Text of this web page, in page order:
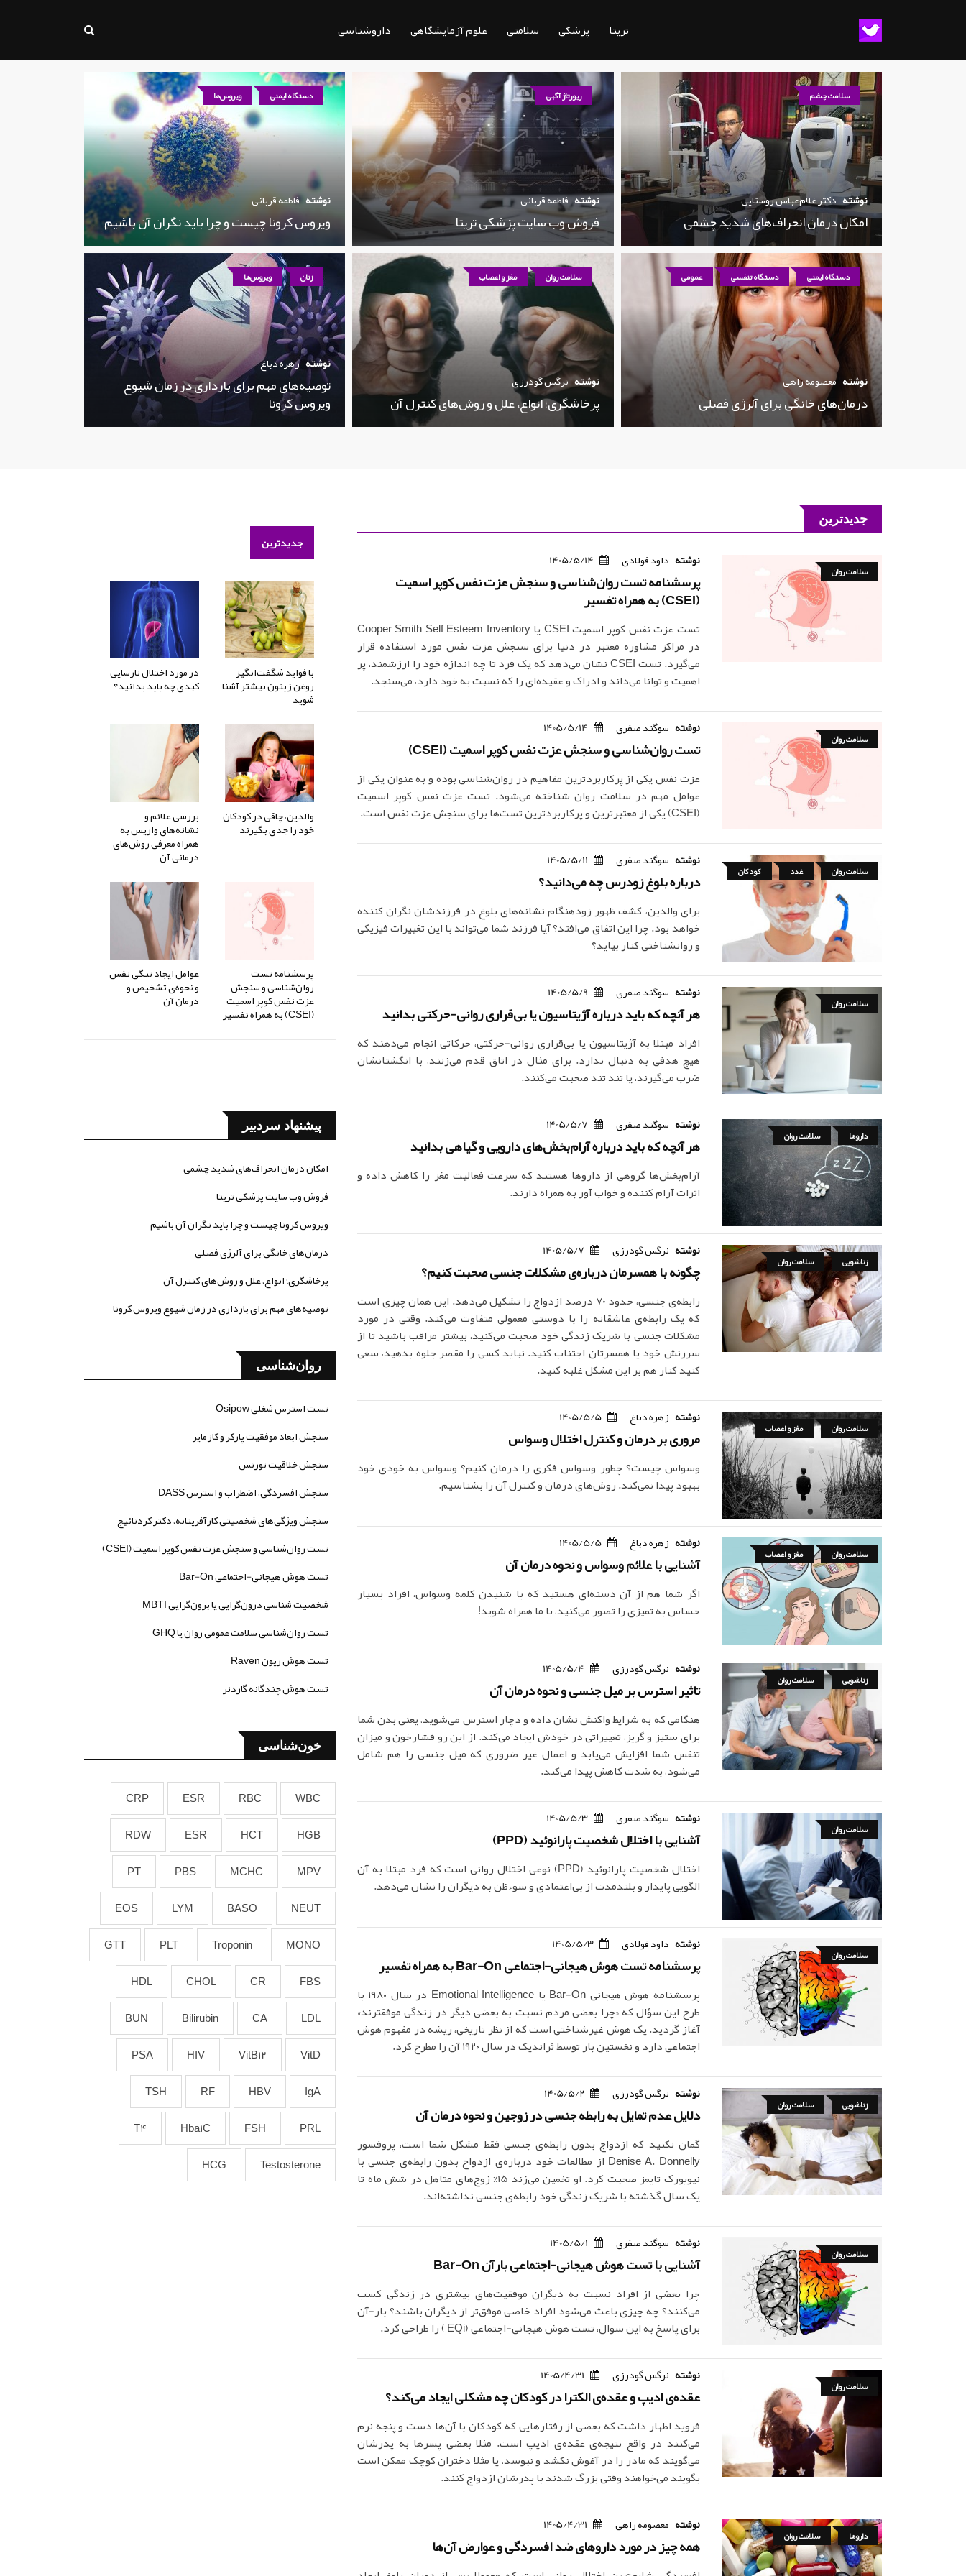
تریتا پزشکی سلامتی علوم آزمایشگاهی داروشناسی
سلامت چشم
نوشته دکتر غلام‌عباس روستایی
امکان درمان انحراف‌های شدید چشمی
رپورتاژ آگهی
نوشته فاطمه قربانی
فروش وب سایت پزشکی تریتا
دستگاه ایمنی ویروس‌ها
نوشته فاطمه قربانی
ویروس کرونا چیست و چرا باید نگران آن باشیم
دستگاه ایمنی دستگاه تنفسی عمومی
نوشته معصومه راهی
درمان‌های خانگی برای آلرژی فصلی
سلامت روان مغز و اعصاب
نوشته نرگس گودرزی
پرخاشگری؛ انواع، علل و روش‌های کنترل آن
زنان ویروس‌ها
نوشته زهره دباغ
توصیه‌های مهم برای بارداری در زمان شیوع
ویروس کرونا
جدیدترین
سلامت روان
نوشته داود فولادی 1405/5/14
پرسشنامه تست روان‌شناسی و سنجش عزت نفس کوپر اسمیت
(CSEI) به همراه تفسیر
تست عزت نفس کوپر اسمیت CSEI یا Cooper Smith Self Esteem Inventory
در مراکز مشاوره معتبر در دنیا برای سنجش عزت نفس مورد استفاده قرار
می‌گیرد. تست CSEI نشان می‌دهد که یک فرد تا چه اندازه خود را ارزشمند، پر
اهمیت و توانا می‌داند و ادراک و عقیده‌ای را که نسبت به خود دارد، می‌سنجد.
سلامت روان
نوشته سوگند صفری 1405/5/14
تست روان‌شناسی و سنجش عزت نفس کوپر اسمیت (CSEI)
عزت نفس یکی از پرکاربردترین مفاهیم در روان‌شناسی بوده و به عنوان یکی از
عوامل مهم در سلامت‌ روان شناخته می‌شود. تست عزت نفس کوپر اسمیت
(CSEI) یکی از معتبرترین و پرکاربردترین تست‌ها برای سنجش عزت نفس است.
سلامت روان غدد کودکان
نوشته سوگند صفری 1405/5/11
درباره بلوغ زودرس چه می‌دانید؟
برای والدین، کشف ظهور زودهنگام نشانه‌های بلوغ در فرزندشان نگران کننده
خواهد بود. چرا این اتفاق می‌افتد؟ آیا فرزند شما می‌تواند با این تغییرات فیزیکی
و روانشناختی کنار بیاید؟
سلامت روان
نوشته سوگند صفری 1405/5/9
هر آنچه که باید درباره آژیتاسیون یا بی‌قراری روانی-حرکتی بدانید
افراد مبتلا به آژیتاسیون یا بی‌قراری روانی-حرکتی، حرکاتی انجام می‌دهند که
هیچ هدفی به دنبال ندارد. برای مثال در اتاق قدم می‌زنند، با انگشتانشان
ضرب می‌گیرند، یا تند تند صحبت می‌کنند.
داروها سلامت روان
نوشته سوگند صفری 1405/5/7
هر آنچه که باید درباره آرام‌بخش‌های دارویی و گیاهی بدانید
آرام‌بخش‌ها گروهی از داروها هستند که سرعت فعالیت مغز را کاهش داده و
اثرات آرام کننده و خواب آور به همراه دارند.
زناشویی سلامت روان
نوشته نرگس گودرزی 1405/5/7
چگونه با همسرمان درباره‌ی مشکلات جنسی صحبت کنیم؟
رابطه‌ی جنسی، حدود 70 درصد ازدواج را تشکیل می‌دهد. این همان چیزی است
که یک رابطه‌ی عاشقانه را با دوستی معمولی متفاوت می‌کند. وقتی در مورد
مشکلات جنسی با شریک زندگی خود صحبت می‌کنید، بیشتر مراقب باشید تا از
سرزنش خود یا همسرتان اجتناب کنید. نباید کسی را مقصر جلوه بدهید، سعی
کنید کنار هم بر این مشکل غلبه کنید.
سلامت روان مغز و اعصاب
نوشته زهره دباغ 1405/5/5
مروری بر درمان و کنترل اختلال وسواس
وسواس چیست؟ چطور وسواس فکری را درمان کنیم؟ وسواس به خودی خود
بهبود پیدا نمی‌کند. روش‌های درمان و کنترل آن را بشناسیم.
سلامت روان مغز و اعصاب
نوشته زهره دباغ 1405/5/5
آشنایی با علائم وسواس و نحوه درمان آن
اگر شما هم از آن دسته‌ای هستید که با شنیدن کلمه وسواس، افراد بسیار
حساس به تمیزی را تصور می‌کنید، با ما همراه شوید!
زناشویی سلامت روان
نوشته نرگس گودرزی 1405/5/4
تاثیر استرس بر میل جنسی و نحوه درمان آن
هنگامی که به شرایط واکنش نشان داده و دچار استرس می‌شوید، یعنی بدن شما
برای ستیز و گریز، تغییراتی در خودش ایجاد می‌کند. از این رو فشارخون و میزان
تنفس شما افزایش می‌یابد و اعمال غیر ضروری که میل جنسی را هم شامل
می‌شود، به شدت کاهش پیدا می‌کند.
سلامت روان
نوشته سوگند صفری 1405/5/3
آشنایی با اختلال شخصیت پارانوئید (PPD)
اختلال شخصیت پارانوئید (PPD) نوعی اختلال روانی است که فرد مبتلا به آن
الگویی پایدار و بلندمدت از بی‌اعتمادی و سوءظن به دیگران را نشان می‌دهد.
سلامت روان
نوشته داود فولادی 1405/5/3
پرسشنامه تست هوش هیجانی-اجتماعی Bar-On به همراه تفسیر
پرسشنامه هوش هیجانی Bar-On یا Emotional Intelligence در سال ۱۹۸۰ با
طرح این سؤال که «چرا بعضی مردم نسبت به بعضی دیگر در زندگی موفق‎ترند»
آغاز گردید. یک هوش غیرشناختی است که از نظر تاریخی، ریشه در مفهوم هوش
اجتماعی دارد و نخستین بار توسط ثراندیک در سال ۱۹۲۰ آن را مطرح کرد.
زناشویی سلامت روان
نوشته نرگس گودرزی 1405/5/2
دلایل عدم تمایل به رابطه جنسی در زوجین و نحوه درمان آن
گمان نکنید که ازدواج بدون رابطه‌ی جنسی فقط مشکل شما است، پروفسور
Denise A. Donnelly از مطالعات خود درباره‌ی ازدواج بدون رابطه‌ی جنسی با
نیویورک تایمز صحبت کرد. او تخمین می‌زند 15% زوج‌های متاهل در شش ماه تا
یک سال گذشته با شریک زندگی خود رابطه‌ی جنسی نداشته‌اند.
سلامت روان
نوشته سوگند صفری 1405/5/1
آشنایی با تست هوش هیجانی-اجتماعی بارآن Bar-On
چرا بعضی از افراد نسبت به دیگران موفقیت‌های بیشتری در زندگی کسب
می‌کنند؟ چه چیزی باعث می‌شود افراد خاصی موفق‌تر از دیگران باشند؟ بار-آن
برای پاسخ به این سوال، تست هوش هیجانی-اجتماعی (EQi ) را طراحی کرد.
سلامت روان
نوشته نرگس گودرزی 1405/4/31
عقده‌ی ادیپ و عقده‌ی الکترا در کودکان چه مشکلی ایجاد می‌کند؟
فروید اظهار داشت که بعضی از رفتارهایی که کودکان با آن‌ها دست و پنجه نرم
می‌کنند در واقع نتیجه‌ی عقده‌ی ادیپ است. مثلا بعضی پسر‌ها به پدرشان
می‌گویند که مادر را در آغوش نکشد و نبوسد، یا مثلا دختران کوچک ممکن است
بگویند می‌خواهند وقتی بزرگ شدند با پدرشان ازدواج کنند.
داروها سلامت روان
نوشته معصومه راهی 1405/4/31
همه چیز در مورد داروهای ضد افسردگی و عوارض آن‌ها
جدیدترین
با فواید شگفت‌انگیز
روغن زیتون بیشتر آشنا
شوید
در مورد اختلال نارسایی
کبدی چه باید بدانید؟
والدین، چاقی در کودکان
خود را جدی بگیرند
بررسی علائم و
نشانه‌های واریس به
همراه معرفی روش‌های
درمانی آن
پرسشنامه تست
روان‌شناسی و سنجش
عزت نفس کوپر اسمیت
(CSEI) به همراه تفسیر
عوامل ایجاد تنگی نفس
و نحوه‌ی تشخیص و
درمان آن
پیشنهاد سردبیر
امکان درمان انحراف‌های شدید چشمی
فروش وب سایت پزشکی تریتا
ویروس کرونا چیست و چرا باید نگران آن باشیم
درمان‌های خانگی برای آلرژی فصلی
پرخاشگری؛ انواع، علل و روش‌های کنترل آن
توصیه‌های مهم برای بارداری در زمان شیوع ویروس کرونا
روان‌شناسی
تست استرس شغلی Osipow
سنجش ابعاد موفقیت پارکر و کازمایر
سنجش خلاقیت تورنس
سنجش افسردگی، اضطراب و استرس DASS
سنجش ویژگی‌های شخصیتی کارآفرینانه، دکتر کردنائیج
تست روان‌شناسی و سنجش عزت نفس کوپر اسمیت (CSEI)
تست هوش هیجانی-اجتماعی Bar-On
شخصیت شناسی درون‌گرایی یا برون‌گرایی MBTI
تست روان‌شناسی سلامت عمومی روان یا GHQ
تست هوش ریون Raven
تست هوش چندگانه گاردنر
خون‌شناسی
WBC
RBC
ESR
CRP
HGB
HCT
ESR
RDW
MPV
MCHC
PBS
PT
NEUT
BASO
LYM
EOS
MONO
Troponin
PLT
GTT
FBS
CR
CHOL
HDL
LDL
CA
Bilirubin
BUN
VitD
VitB12
HIV
PSA
IgA
HBV
RF
TSH
PRL
FSH
Hba1C
T4
Testosterone
HCG